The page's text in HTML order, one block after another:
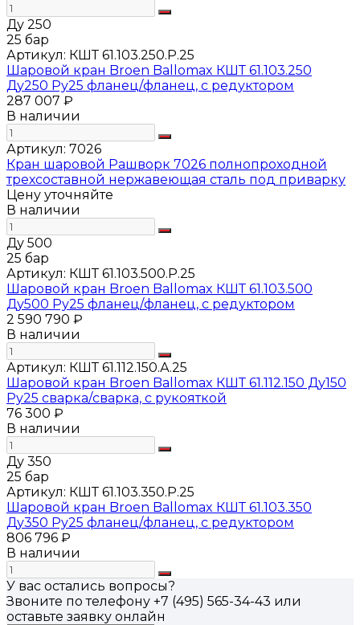
Ду 250
25 бар
Артикул: КШТ 61.103.250.Р.25
Шаровой кран Broen Ballomax КШТ 61.103.250
Ду250 Ру25 фланец/фланец, с редуктором
287 007 ₽
В наличии
Артикул: 7026
Кран шаровой Рашворк 7026 полнопроходной
трехсоставной нержавеющая сталь под приварку
Цену уточняйте
В наличии
Ду 500
25 бар
Артикул: КШТ 61.103.500.Р.25
Шаровой кран Broen Ballomax КШТ 61.103.500
Ду500 Ру25 фланец/фланец, с редуктором
2 590 790 ₽
В наличии
Артикул: КШТ 61.112.150.А.25
Шаровой кран Broen Ballomax КШТ 61.112.150 Ду150
Ру25 сварка/сварка, с рукояткой
76 300 ₽
В наличии
Ду 350
25 бар
Артикул: КШТ 61.103.350.Р.25
Шаровой кран Broen Ballomax КШТ 61.103.350
Ду350 Ру25 фланец/фланец, с редуктором
806 796 ₽
В наличии
У вас остались вопросы?
Звоните по телефону +7 (495) 565-34-43 или
оставьте заявку онлайн